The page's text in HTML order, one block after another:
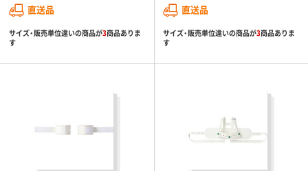
直送品
サイズ・販売単位違いの商品が3商品ありま
す
直送品
サイズ・販売単位違いの商品が3商品ありま
す